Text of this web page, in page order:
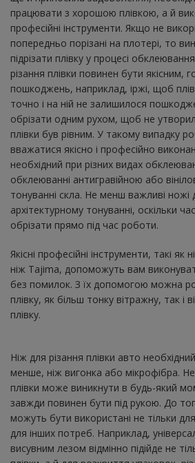
працювати з хорошою плівкою, а й
професійні інструменти. Якщо не
попередньо порізані на плотері, то
підрізати плівку у процесі
різання плівки повинен бути якісним,
пошкоджень, наприклад, іржі, щоб
точно і на ній не залишилося
обрізати одним рухом, щоб не
плівки був рівним. У такому випадку
вважатися якісно і професійно
необхідний при різних видах
обклеюванні антигравійною або
тонуванні скла. Не менш важливі ножі
архітектурному тонуванні, оскільки
обрізати прямо під час роботи.
Якісні професійні інструменти, такі як
ніж Tajima, допоможуть вам
без помилок. З їх допомогою можна
плівку, як більш тонку вітражну, так і
плівку.
Ніж для різання плівки авто
менше, ніж вигонка або мікрофібра.
плівки може виникнути в будь-який
завжди повинен бути під рукою. До
можуть бути використані не тільки
для інших потреб. Наприклад,
висувним лезом відмінно підійде не